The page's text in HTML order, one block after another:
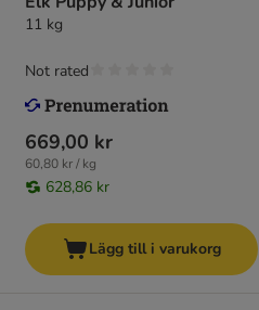
11 kg
669,00 kr
60,80 kr / kg
628,86 kr
Not rated
Lägg till i varukorg